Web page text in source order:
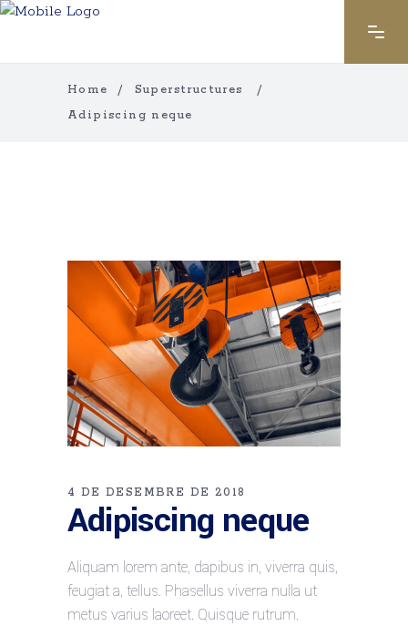
Home / Superstructures
/
Adipiscing neque
4 DE DESEMBRE DE 2018
Adipiscing neque
Aliquam lorem ante, dapibus in, viverra quis,
feugiat a, tellus. Phasellus viverra nulla ut
metus varius laoreet. Quisque rutrum.